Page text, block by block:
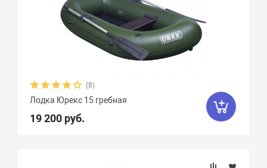
Количество сидений
(8)
Лодка Юрекс 15 гребная
19 200 руб.